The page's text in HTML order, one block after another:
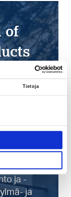
Tietoja
of
ja -
ja